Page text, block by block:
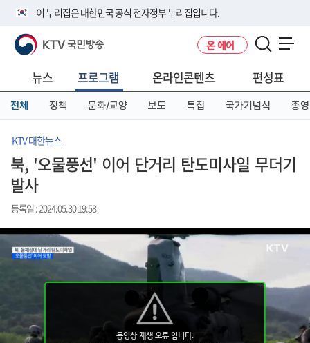
이 누리집은 대한민국 공식 전자정부 누리집입니다.
공식 누리집 주소 확인하기
니다.
이밖에 or.kr 또는 .kr등 다른 도메인 주소를 사용하고 있다면 아래 URL에
서 도메인 주소를 확인해 보세요
KTV 국민방송 온 에어
뉴스 프로그램 온라인콘텐츠 편성표
전체 정책 문화/교양 보도 특집 국가기념식 종영
KTV 대한뉴스
북, '오물풍선' 이어 단거리 탄도미사일 무더기
발사
등록일 : 2024.05.30 19:58